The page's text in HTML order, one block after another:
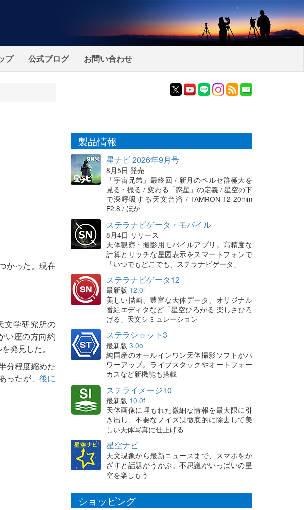
プ 公式ブログ お問い合わせ
かった。現在
文学研究所の
い座の方向約
発見した。
分程度縮めた
ったが、 後に
製品情報
星ナビ 2026年9月号
8月5日 発売
「宇宙兄弟」最終回 / 新月のペルセ群極大を
見る・撮る / 変わる「惑星」の定義 / 星空の下
で深呼吸する天文台浴 / TAMRON 12-20mm
F2.8 / ほか
ステラナビゲータ・モバイル
8月4日 リリース
天体観察・撮影用モバイルアプリ。高精度な
計算とリッチな星図表示をスマートフォンで
「いつでもどこでも、ステラナビゲータ」
ステラナビゲータ12
最新版 12.0i
美しい描画、豊富な天体データ、オリジナル
番組エディタなど「星空ひろがる 楽しさひろ
げる」天文シミュレーション
ステラショット3
最新版 3.0o
純国産のオールインワン天体撮影ソフトがパ
ワーアップ。ライブスタックやオートフォー
カスなど新機能も搭載
ステライメージ10
最新版 10.0f
天体画像に埋もれた微細な情報を最大限に引
き出し、不要なノイズは徹底的に除去して美
しい天体写真に仕上げる
星空ナビ
天文現象から最新ニュースまで、スマホをか
ざすと話題がうかぶ。不思議がいっぱいの星
空を楽しもう
ショッピング